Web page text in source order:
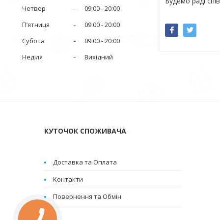
Четвер
09:00 20:00
Пʼятниця
09:00 20:00
Субота
09:00 20:00
Неділя
Вихідний
КУТОЧОК СПОЖИВАЧА
Доставка та Оплата
Контакти
Повернення та Обмін